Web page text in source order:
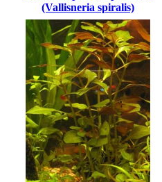
(Vallisneria spiralis)